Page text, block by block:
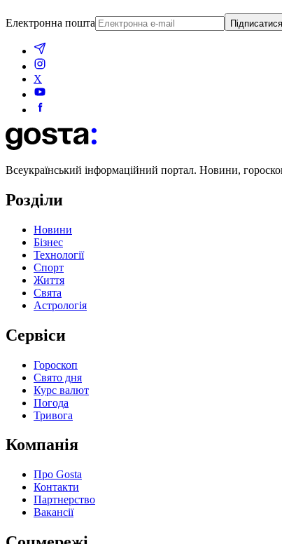
Електронна пошта Підписатися
X
Всеукраїнський інформаційний портал. Новини,
Розділи
Новини
Бізнес
Технології
Спорт
Життя
Свята
Астрологія
Сервіси
Гороскоп
Свято дня
Курс валют
Погода
Тривога
Компанія
Про Gosta
Контакти
Партнерство
Вакансії